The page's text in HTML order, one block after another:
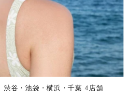
渋谷・池袋・横浜・千葉 4店舗